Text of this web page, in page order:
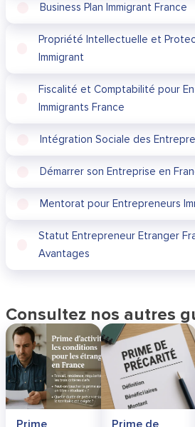
Business Plan Immigrant France
Propriété Intellectuelle et
Immigrant
Fiscalité et Comptabilité pour
Immigrants France
Intégration Sociale des
Démarrer son Entreprise en
Mentorat pour Entrepreneurs
Statut Entrepreneur Etranger
Avantages
Consultez nos autres
Prime Prime de